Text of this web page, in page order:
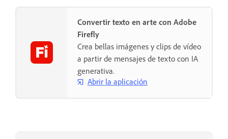
Convertir texto en arte con Adobe
Firefly
Crea bellas imágenes y clips de vídeo
a partir de mensajes de texto con IA
generativa.
Abrir la aplicación